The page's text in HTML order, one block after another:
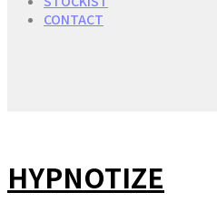
CONTACT
HYPNOTIZE